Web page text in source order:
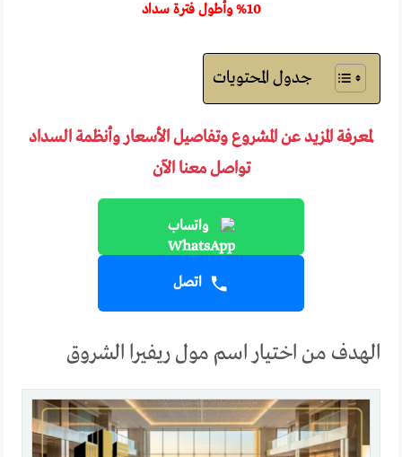
10% وأطول فترة سداد
جدول المحتويات
لمعرفة المزيد عن المشروع وتفاصيل الأسعار وأنظمة السداد
تواصل معنا الآن
واتساب
اتصل
الهدف من اختيار اسم مول ريفيرا الشروق